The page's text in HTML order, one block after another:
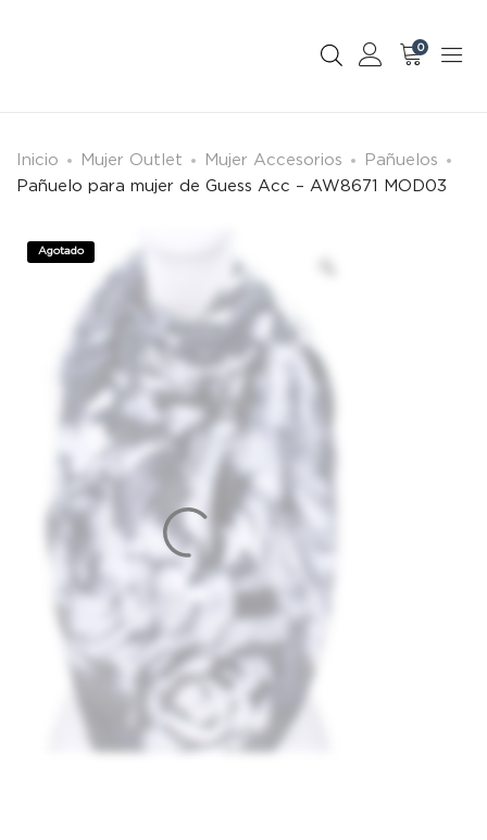
0
Inicio Mujer Outlet Mujer Accesorios
Pañuelos
Pañuelo para mujer de Guess Acc – AW8671 MOD03
Agotado